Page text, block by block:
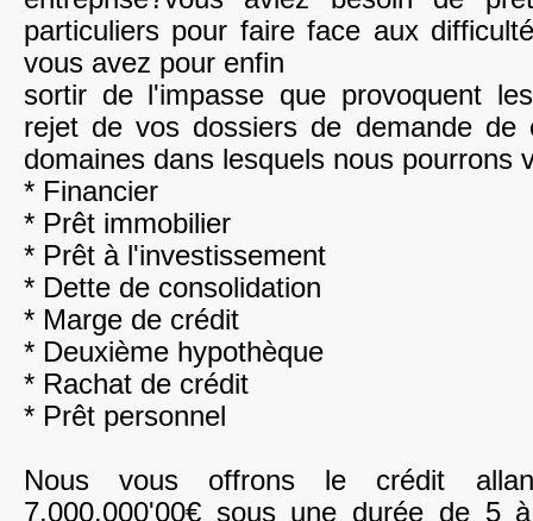
particuliers pour faire face aux
vous avez pour enfin
sortir de l'impasse que provoquent
rejet de vos dossiers de demande de
domaines dans lesquels nous pourrons
* Financier
* Prêt immobilier
* Prêt à l'investissement
* Dette de consolidation
* Marge de crédit
* Deuxième hypothèque
* Rachat de crédit
* Prêt personnel
Nous vous offrons le crédit
7.000.000'00€ sous une durée de 5